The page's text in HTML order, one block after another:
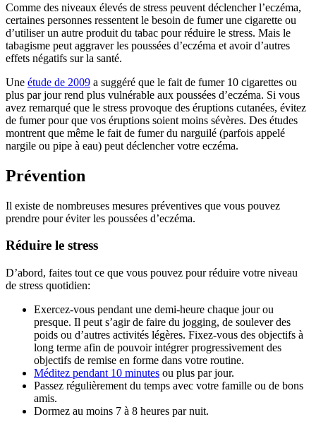
Comme des niveaux élevés de stress peuvent déclencher l’eczéma,
certaines personnes ressentent le besoin de fumer une cigarette ou
d’utiliser un autre produit du tabac pour réduire le stress. Mais le
tabagisme peut aggraver les poussées d’eczéma et avoir d’autres
effets négatifs sur la santé.
Une étude de 2009 a suggéré que le fait de fumer 10 cigarettes ou
plus par jour rend plus vulnérable aux poussées d’eczéma. Si vous
avez remarqué que le stress provoque des éruptions cutanées, évitez
de fumer pour que vos éruptions soient moins sévères. Des études
montrent que même le fait de fumer du narguilé (parfois appelé
nargile ou pipe à eau) peut déclencher votre eczéma.
Prévention
Il existe de nombreuses mesures préventives que vous pouvez
prendre pour éviter les poussées d’eczéma.
Réduire le stress
D’abord, faites tout ce que vous pouvez pour réduire votre niveau
de stress quotidien:
Exercez-vous pendant une demi-heure chaque jour ou
presque. Il peut s’agir de faire du jogging, de soulever des
poids ou d’autres activités légères. Fixez-vous des objectifs à
long terme afin de pouvoir intégrer progressivement des
objectifs de remise en forme dans votre routine.
Méditez pendant 10 minutes ou plus par jour.
Passez régulièrement du temps avec votre famille ou de bons
amis.
Dormez au moins 7 à 8 heures par nuit.